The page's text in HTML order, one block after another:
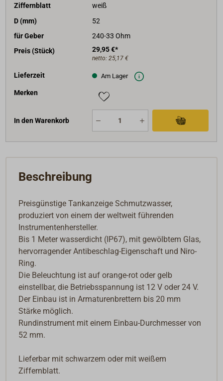
Ziffernblatt
weiß
D (mm)
52
für Geber
240-33 Ohm
Preis (Stück)
29,95 €*
netto: 25,17 €
Lieferzeit Am Lager
Merken
In den Warenkorb
Beschreibung
Preisgünstige Tankanzeige Schmutzwasser,
produziert von einem der weltweit führenden
Instrumentenhersteller.
Bis 1 Meter wasserdicht (IP67), mit gewölbtem Glas,
hervorragender Antibeschlag-Eigenschaft und Niro-
Ring.
Die Beleuchtung ist auf orange-rot oder gelb
einstellbar, die Betriebsspannung ist 12 V oder 24 V.
Der Einbau ist in Armaturenbrettern bis 20 mm
Stärke möglich.
Rundinstrument mit einem Einbau-Durchmesser von
52 mm.
Lieferbar mit schwarzem oder mit weißem
Ziffernblatt.